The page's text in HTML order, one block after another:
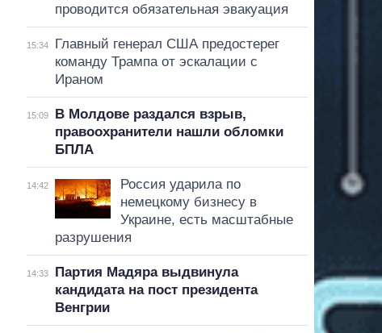
проводится обязательная эвакуация
15:34
Главный генерал США предостерег
команду Трампа от эскалации с
Ираном
15:09
В Молдове раздался взрыв,
правоохранители нашли обломки
БПЛА
14:42
Россия ударила по
немецкому бизнесу в
Украине, есть масштабные
разрушения
14:33
Партия Мадяра выдвинула
кандидата на пост президента
Венгрии